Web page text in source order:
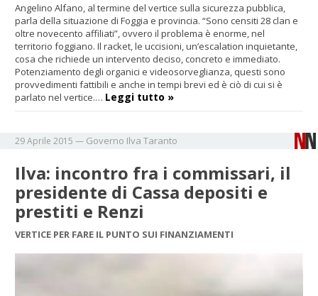
Angelino Alfano, al termine del vertice sulla sicurezza pubblica,
parla della situazione di Foggia e provincia. “Sono censiti 28 clan e
oltre novecento affiliati”, ovvero il problema è enorme, nel
territorio foggiano. Il racket, le uccisioni, un’escalation inquietante,
cosa che richiede un intervento deciso, concreto e immediato.
Potenziamento degli organici e videosorveglianza, questi sono
provvedimenti fattibili e anche in tempi brevi ed è ciò di cui si è
parlato nel vertice.… Leggi tutto »
29 Aprile 2015 — Governo Ilva Taranto
Ilva: incontro fra i commissari, il
presidente di Cassa depositi e
prestiti e Renzi
VERTICE PER FARE IL PUNTO SUI FINANZIAMENTI